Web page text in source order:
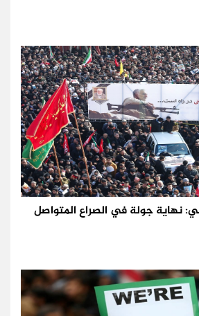
نهاية جولة في الصراع المتواصل